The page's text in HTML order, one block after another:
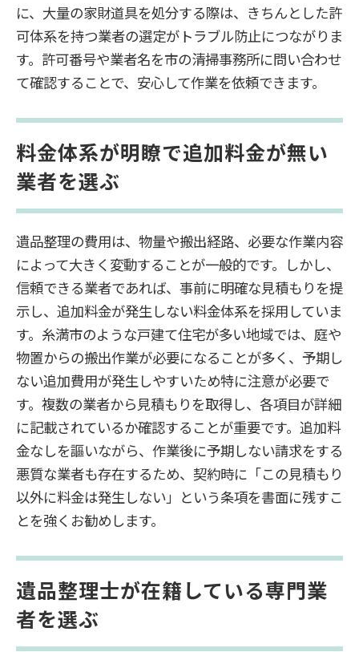
に、大量の家財道具を処分する際は、きちんとした許
可体系を持つ業者の選定がトラブル防止につながりま
す。許可番号や業者名を市の清掃事務所に問い合わせ
て確認することで、安心して作業を依頼できます。
料金体系が明瞭で追加料金が無い
業者を選ぶ
遺品整理の費用は、物量や搬出経路、必要な作業内容
によって大きく変動することが一般的です。しかし、
信頼できる業者であれば、事前に明確な見積もりを提
示し、追加料金が発生しない料金体系を採用していま
す。糸満市のような戸建て住宅が多い地域では、庭や
物置からの搬出作業が必要になることが多く、予期し
ない追加費用が発生しやすいため特に注意が必要で
す。複数の業者から見積もりを取得し、各項目が詳細
に記載されているか確認することが重要です。追加料
金なしを謳いながら、作業後に予期しない請求をする
悪質な業者も存在するため、契約時に「この見積もり
以外に料金は発生しない」という条項を書面に残すこ
とを強くお勧めします。
遺品整理士が在籍している専門業
者を選ぶ